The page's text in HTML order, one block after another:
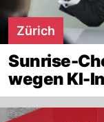
Zürich
Sunrise-
wegen KI-